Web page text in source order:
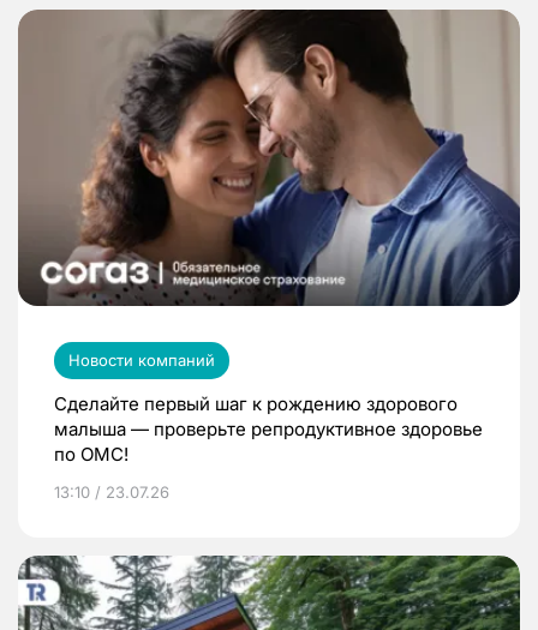
Новости компаний
Сделайте первый шаг к рождению здорового
малыша — проверьте репродуктивное здоровье
по ОМС!
13:10 / 23.07.26